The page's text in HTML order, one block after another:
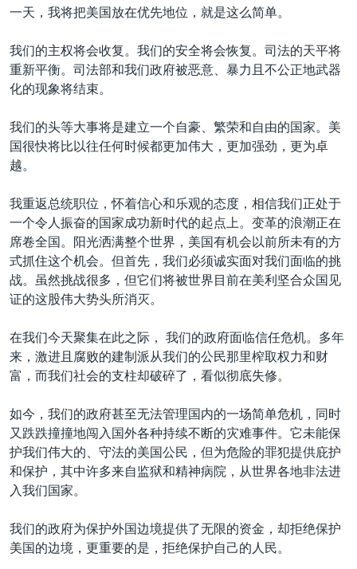
一天，我将把美国放在优先地位，就是这么简单。
我们的主权将会收复。我们的安全将会恢复。司法的天平将
重新平衡。司法部和我们政府被恶意、暴力且不公正地武器
化的现象将结束。
我们的头等大事将是建立一个自豪、繁荣和自由的国家。美
国很快将比以往任何时候都更加伟大，更加强劲，更为卓
越。
我重返总统职位，怀着信心和乐观的态度，相信我们正处于
一个令人振奋的国家成功新时代的起点上。变革的浪潮正在
席卷全国。阳光洒满整个世界，美国有机会以前所未有的方
式抓住这个机会。但首先，我们必须诚实面对我们面临的挑
战。虽然挑战很多，但它们将被世界目前在美利坚合众国见
证的这股伟大势头所消灭。
在我们今天聚集在此之际， 我们的政府面临信任危机。多年
来，激进且腐败的建制派从我们的公民那里榨取权力和财
富，而我们社会的支柱却破碎了，看似彻底失修。
如今，我们的政府甚至无法管理国内的一场简单危机，同时
又跌跌撞撞地闯入国外各种持续不断的灾难事件。它未能保
护我们伟大的、守法的美国公民，但为危险的罪犯提供庇护
和保护，其中许多来自监狱和精神病院，从世界各地非法进
入我们国家。
我们的政府为保护外国边境提供了无限的资金，却拒绝保护
美国的边境，更重要的是，拒绝保护自己的人民。